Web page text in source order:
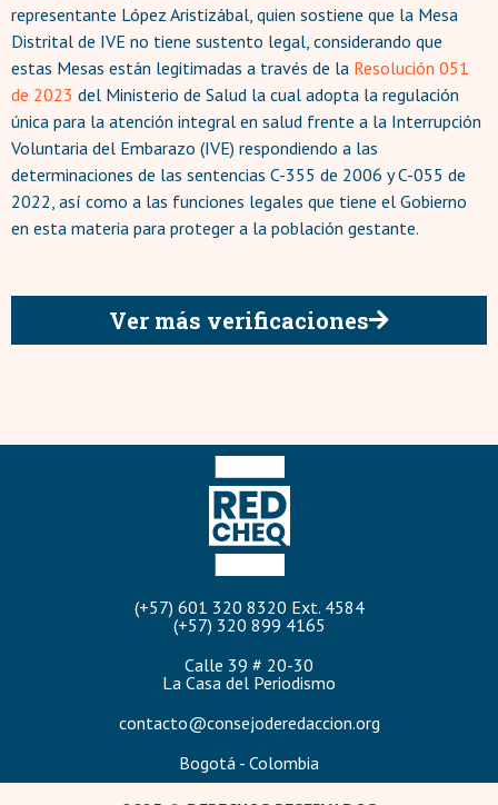
representante López Aristizábal, quien sostiene que la Mesa
Distrital de IVE no tiene sustento legal, considerando que
estas Mesas están legitimadas a través de la Resolución 051
de 2023 del Ministerio de Salud la cual adopta la regulación
única para la atención integral en salud frente a la Interrupción
Voluntaria del Embarazo (IVE) respondiendo a las
determinaciones de las sentencias C-355 de 2006 y C-055 de
2022, así como a las funciones legales que tiene el Gobierno
en esta materia para proteger a la población gestante.
Ver más verificaciones
(+57) 601 320 8320 Ext. 4584
(+57) 320 899 4165
Calle 39 # 20-30
La Casa del Periodismo
contacto@consejoderedaccion.org
Bogotá - Colombia